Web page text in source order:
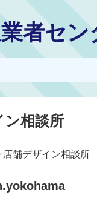
者セン
ン相談所
店舗デザイン相談所